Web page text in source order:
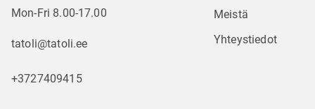
Mon-Fri 8.00-17.00
tatoli@tatoli.ee
+3727409415
Meistä
Yhteystiedot